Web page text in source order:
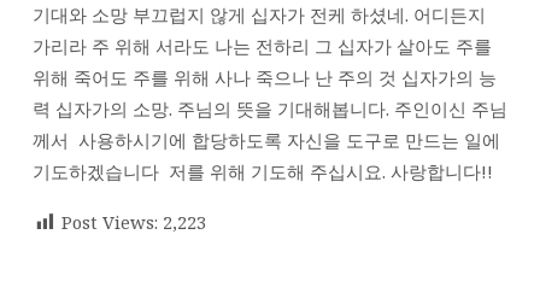
기대와 소망 부끄럽지 않게 십자가 전케 하셨네. 어디든지
가리라 주 위해 서라도 나는 전하리 그 십자가 살아도 주를
위해 죽어도 주를 위해 사나 죽으나 난 주의 것 십자가의 능
력 십자가의 소망. 주님의 뜻을 기대해봅니다. 주인이신 주님
께서 사용하시기에 합당하도록 자신을 도구로 만드는 일에
기도하겠습니다 저를 위해 기도해 주십시요. 사랑합니다!!
Post Views: 2,223